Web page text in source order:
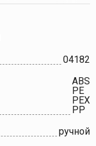
04182
ABS
PE
PEX
PP
ручной